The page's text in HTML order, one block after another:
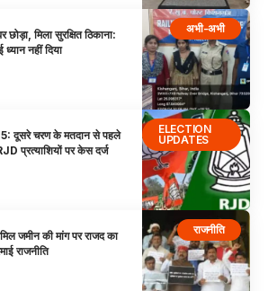
अभी-अभी
मिला सुरक्षित ठिकाना:
ध्यान नहीं दिया
ELECTION
UPDATES
चरण के मतदान से पहले
प्रत्याशियों पर केस दर्ज
राजनीति
जमीन की मांग पर राजद का
राजनीति